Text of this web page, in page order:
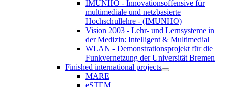
IMUNHO - Innovationsoffensive für
multimediale und netzbasierte
Hochschullehre - (IMUNHO)
Vision 2003 - Lehr- und Lernsysteme in
der Medizin: Intelligent & Multimedial
WLAN - Demonstrationsprojekt für die
Funkvernetzung der Universität Bremen
Finished international projects
MARE
eSTEM